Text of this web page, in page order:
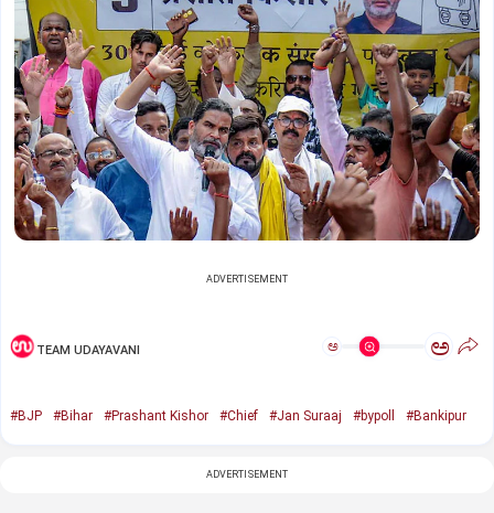
ADVERTISEMENT
TEAM UDAYAVANI ಅ ಅ
#BJP #Bihar #Prashant Kishor #Chief #Jan Suraaj #bypoll #Bankipur
ADVERTISEMENT